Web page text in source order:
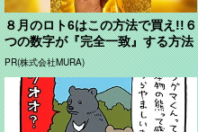
８月のロト6はこの方法で買え!!６
つの数字が『完全一致』する方法
PR(株式会社MURA)